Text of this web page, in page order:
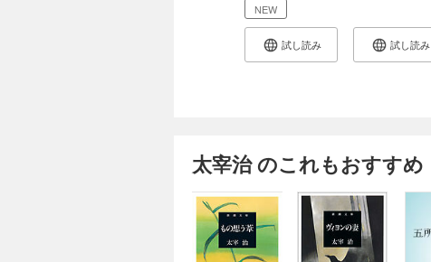
NEW
試し読み 試し読み
太宰治 のこれもおすすめ